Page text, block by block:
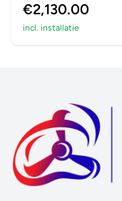
€2,130.00
incl. installatie